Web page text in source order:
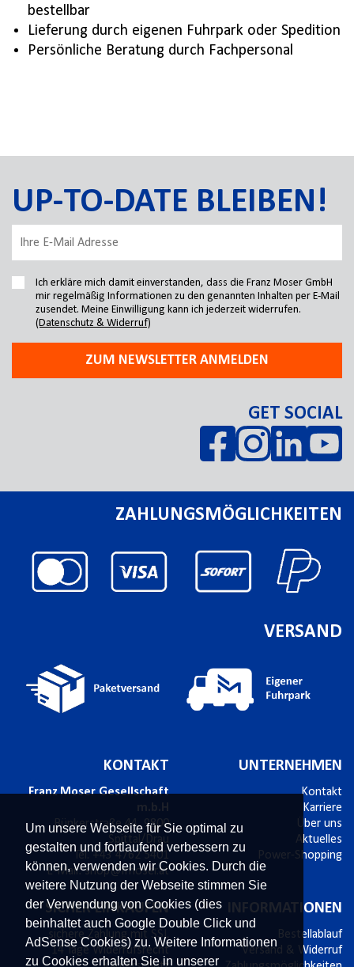
Um unsere Webseite für Sie optimal zu
gestalten und fortlaufend verbessern zu
können, verwenden wir Cookies. Durch die
weitere Nutzung der Webseite stimmen Sie
der Verwendung von Cookies (dies
beinhaltet auch Google Double Click und
AdSense Cookies) zu. Weitere Informationen
zu Cookies erhalten Sie in unserer
bestellbar
Lieferung durch eigenen Fuhrpark oder Spedition
Persönliche Beratung durch Fachpersonal
UP-TO-DATE BLEIBEN!
Ich erkläre mich damit einverstanden, dass die Franz Moser GmbH
mir regelmäßig Informationen zu den genannten Inhalten per E-Mail
zusendet. Meine Einwilligung kann ich jederzeit widerrufen.
(Datenschutz & Widerruf)
ZUM NEWSLETTER ANMELDEN
GET SOCIAL
ZAHLUNGSMÖGLICHKEITEN
VERSAND
KONTAKT
Franz Moser Gesellschaft
m.b.H
Bünkerstraße 44,9800
Spittal/Drau
Tel. +43 4762 5401
E-Mail: shop@fmoser.at
UNTERNEHMEN
Kontakt
Karriere
Über uns
Aktuelles
Power-Shopping
SICHER EINKAUFEN
sichere Zahlung mit SSL
14 Tage Widerrufsrecht
INFORMATIONEN
Bestellablauf
Versand & Widerruf